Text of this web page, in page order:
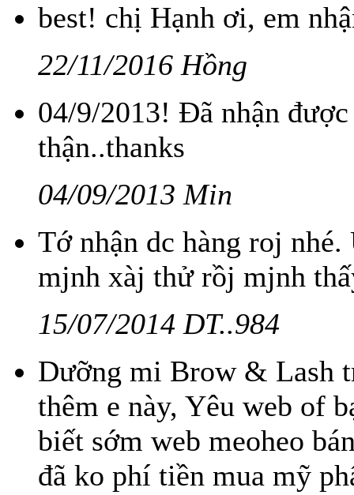
best! chị Hạnh ơi, em
22/11/2016 Hồng
04/9/2013! Đã nhận
thận..thanks
04/09/2013 Min
Tớ nhận dc hàng roj
mjnh xàj thử rồj mjnh
15/07/2014 DT..984
Dưỡng mi Brow & Lash
thêm e này, Yêu web of
biết sớm web meoheo
đã ko phí tiền mua mỹ